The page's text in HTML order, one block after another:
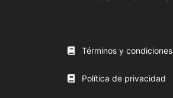
Términos y condiciones
Política de privacidad